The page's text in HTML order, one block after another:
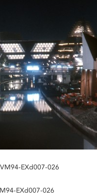
EXd007-026
EXd007-026